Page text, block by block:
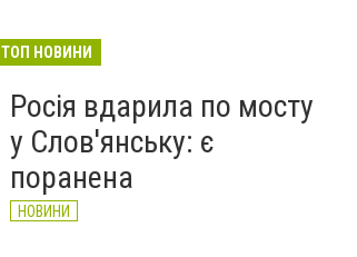
великої війни: 7 серпня
ТОП НОВИНИ
Росія вдарила по мосту
у Слов'янську: є
поранена
НОВИНИ